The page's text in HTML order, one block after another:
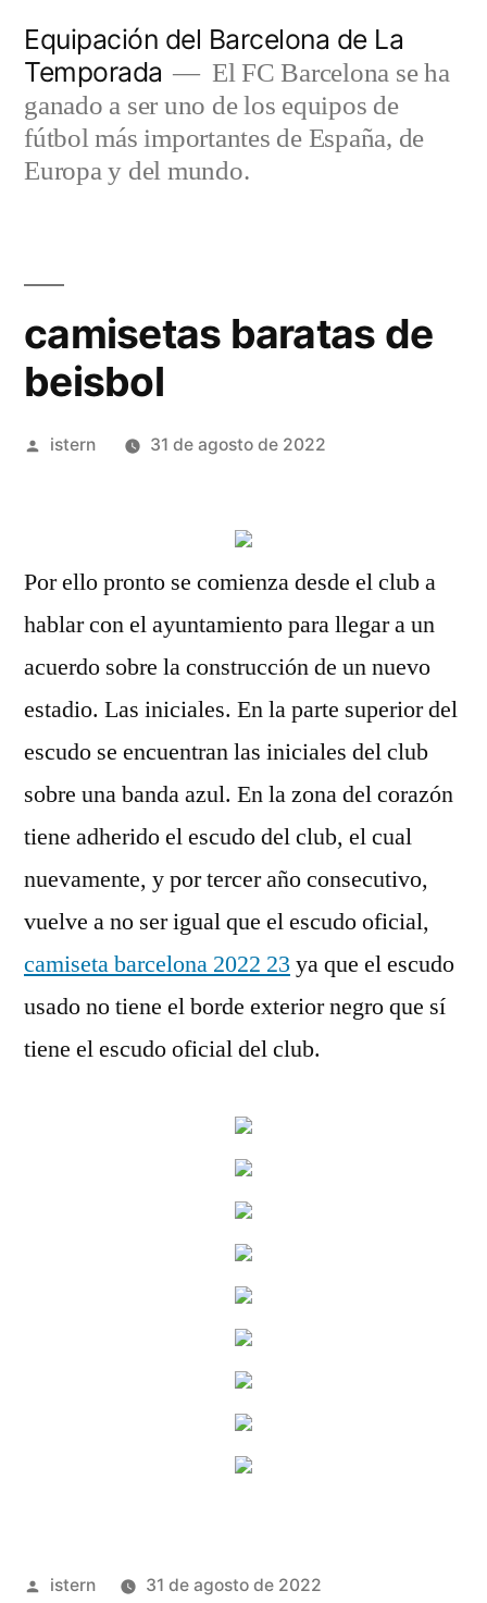
contenido
Equipación del Barcelona de La
Temporada
El FC Barcelona se ha
ganado a ser uno de los equipos de
fútbol más importantes de España, de
Europa y del mundo.
camisetas baratas de
beisbol
Publicado
istern 31 de agosto de 2022
Por ello pronto se comienza desde el club a
hablar con el ayuntamiento para llegar a un
acuerdo sobre la construcción de un nuevo
estadio. Las iniciales. En la parte superior del
escudo se encuentran las iniciales del club
sobre una banda azul. En la zona del corazón
tiene adherido el escudo del club, el cual
nuevamente, y por tercer año consecutivo,
vuelve a no ser igual que el escudo oficial,
camiseta barcelona 2022 23 ya que el escudo
usado no tiene el borde exterior negro que sí
tiene el escudo oficial del club.
Publicado
istern
31 de agosto de 2022